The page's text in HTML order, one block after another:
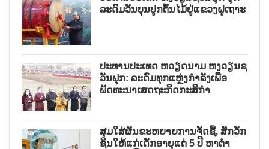
ລະດົມວັນບຸນປູກຕົ້ນໄມ້ຢູ່ແຂວງຝູເຖາະ
ປະທານປະເທດ ຫວຽດນາມ ຫງວຽນຊ
ວັນຟຸກ: ລະດົມທຸກແຫຼ່ງກຳລັງເພື່ອ
ພັດທະນາເສດຖະກິດກະສິກຳ
ສຸມໃສ່ຜັນຂະຫຍາຍການຈັດຊື້, ສັກວັກ
ຊິນໃຫ້ແກ່ເດັກອາຍຸແຕ່ 5 ປີ ຫາຕ່ຳ